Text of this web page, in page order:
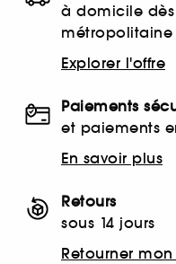
à domicile dès
Explorer l'offre
Paiements
et paiements
En savoir plus
Retours
sous 14 jours
Retourner